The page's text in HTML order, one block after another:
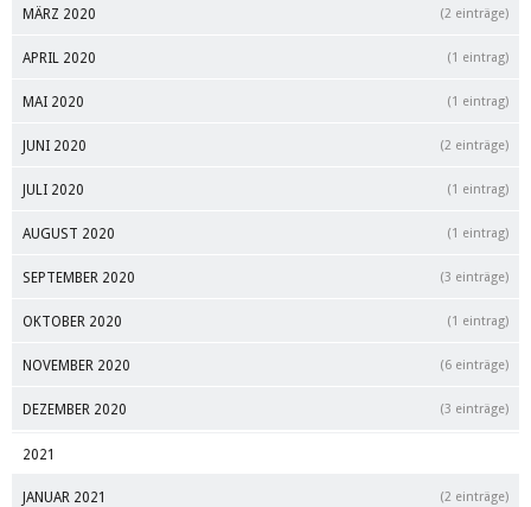
MÄRZ 2020 (2 einträge)
APRIL 2020 (1 eintrag)
MAI 2020 (1 eintrag)
JUNI 2020 (2 einträge)
JULI 2020 (1 eintrag)
AUGUST 2020 (1 eintrag)
SEPTEMBER 2020 (3 einträge)
OKTOBER 2020 (1 eintrag)
NOVEMBER 2020 (6 einträge)
DEZEMBER 2020 (3 einträge)
2021
JANUAR 2021 (2 einträge)